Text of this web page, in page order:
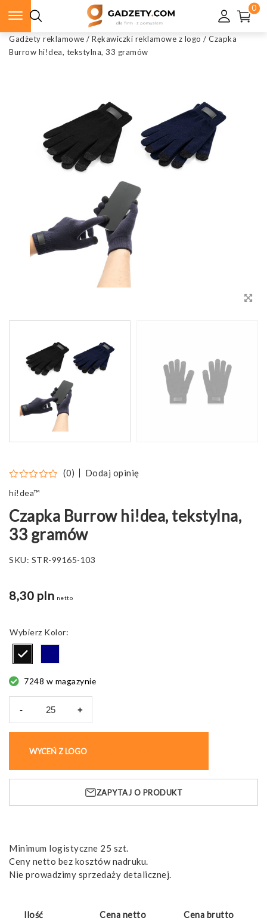
0
Gadżety reklamowe / Rękawiczki reklamowe z logo / Czapka
Burrow hi!dea, tekstylna, 33 gramów
(0) Dodaj opinię
hi!dea™
Czapka Burrow hi!dea, tekstylna,
33 gramów
SKU: STR-99165-103
8,30 pln netto
Kolor
7248 w magazynie
-
hi!dea,
tekstylna,
33
+
WYCEŃ Z LOGO
ZAPYTAJ O PRODUKT
Minimum logistyczne 25 szt.
Ceny netto bez kosztów nadruku.
Nie prowadzimy sprzedaży detalicznej.
Ilość Cena netto Cena brutto